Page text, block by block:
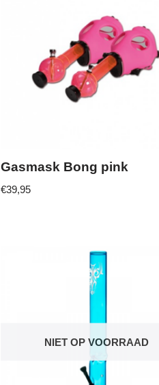
Gasmask Bong pink
€39,95
NIET OP VOORRAAD